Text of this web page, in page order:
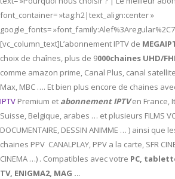
font_container= »tag:h2|text_align:center »
google_fonts=
[vc_column_text]L’abonnement IPTV de
choix de chaînes, plus de 9000chaines UHD/
comme amazon prime, Canal Plus, canal
Max, MBC …. Et bien plus encore de chaines
IPTV Premium et abonnement IPTVen France,
Suisse, Belgique, arabes … et plusieurs FILMS
DOCUMENTAIRE, DESSIN ANIMME … ) ainsi que
chaines PPV CANALPLAY, PPV a la carte, SFR
CINEMA …) . Compatibles avec votre PC,
TV, ENIGMA2, MAG ...